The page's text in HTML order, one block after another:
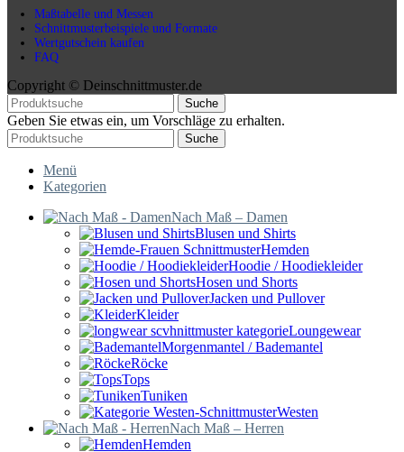
Maßtabelle und Messen
Schnittmusterbeispiele und Formate
Wertgutschein kaufen
FAQ
Copyright © Deinschnittmuster.de
Suche
Geben Sie etwas ein, um Vorschläge zu erhalten.
Suche
Menü
Kategorien
Nach Maß – Damen
Blusen und Shirts
Hemden
Hoodie / Hoodiekleider
Hosen und Shorts
Jacken und Pullover
Kleider
Loungewear
Morgenmantel / Bademantel
Röcke
Tops
Tuniken
Westen
Nach Maß – Herren
Hemden